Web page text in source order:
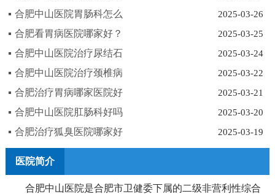
2025-03-26
合肥中山医院胃肠科怎么
2025-03-25
合肥看胃病医院哪家好？
2025-03-24
合肥中山医院治疗尿结石
2025-03-22
合肥中山医院治疗颈椎病
2025-03-21
合肥治疗胃病哪家医院好
2025-03-20
合肥中山医院肛肠科好吗
2025-03-19
合肥治疗狐臭医院哪家好
医院简介
合肥中山医院是合肥市卫健委下属的二级非营利性综合